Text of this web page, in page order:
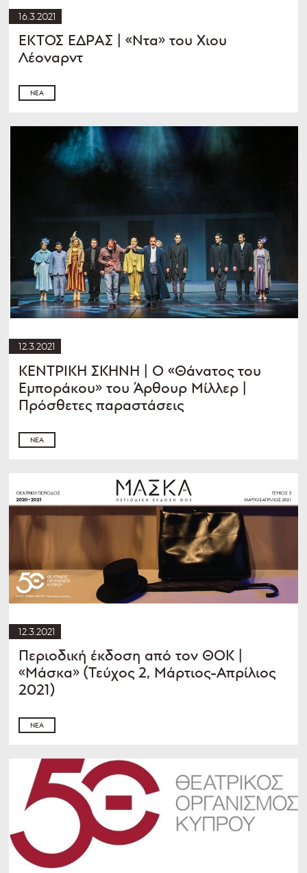
16.3.2021
ΕΚΤΟΣ ΕΔΡΑΣ | «Ντα» του Χιου
Λέοναρντ
ΝΈΑ
12.3.2021
ΚΕΝΤΡΙΚΗ ΣΚΗΝΗ | Ο «Θάνατος του
Εμποράκου» του Άρθουρ Μίλλερ |
Πρόσθετες παραστάσεις
ΝΈΑ
12.3.2021
Περιοδική έκδοση από τον ΘΟΚ |
«Μάσκα» (Τεύχος 2, Μάρτιος-Απρίλιος
2021)
ΝΈΑ